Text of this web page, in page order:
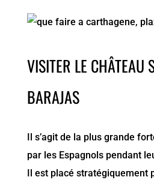
VISITER LE CHÂTEAU
BARAJAS
Il s’agit de la plus grande
par les Espagnols pendant
Il est placé stratégiquement